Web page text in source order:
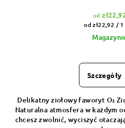
od
Cena
jednostkowa:
od zł22,92 /
Szczegóły
Delikatny ziołowy faworyt O₂
Naturalna atmosfera w każdym
chcesz zwolnić, wyciszyć